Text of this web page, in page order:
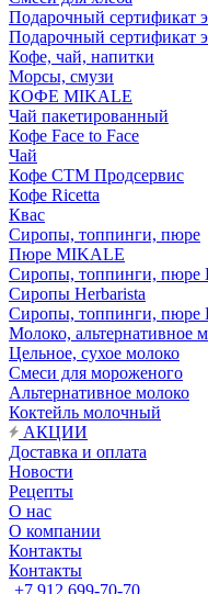
Подарочный сертификат
Подарочный сертификат
Кофе, чай, напитки
Морсы, смузи
КОФЕ MIKALE
Чай пакетированный
Кофе Face to Face
Чай
Кофе СТМ Продсервис
Кофе Ricetta
Квас
Сиропы, топпинги, пюре
Пюре MIKALE
Сиропы, топпинги, пюре
Сиропы Herbarista
Сиропы, топпинги, пюре
Молоко, альтернативное
Цельное, сухое молоко
Смеси для мороженого
Альтернативное молоко
Коктейль молочный
АКЦИИ
Доставка и оплата
Новости
Рецепты
О нас
О компании
Контакты
Контакты
+7 912 699-70-70